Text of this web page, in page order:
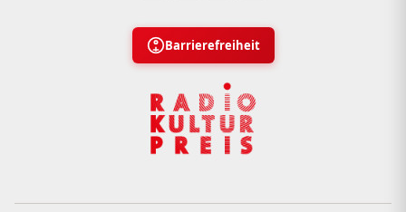
Barrierefreiheit